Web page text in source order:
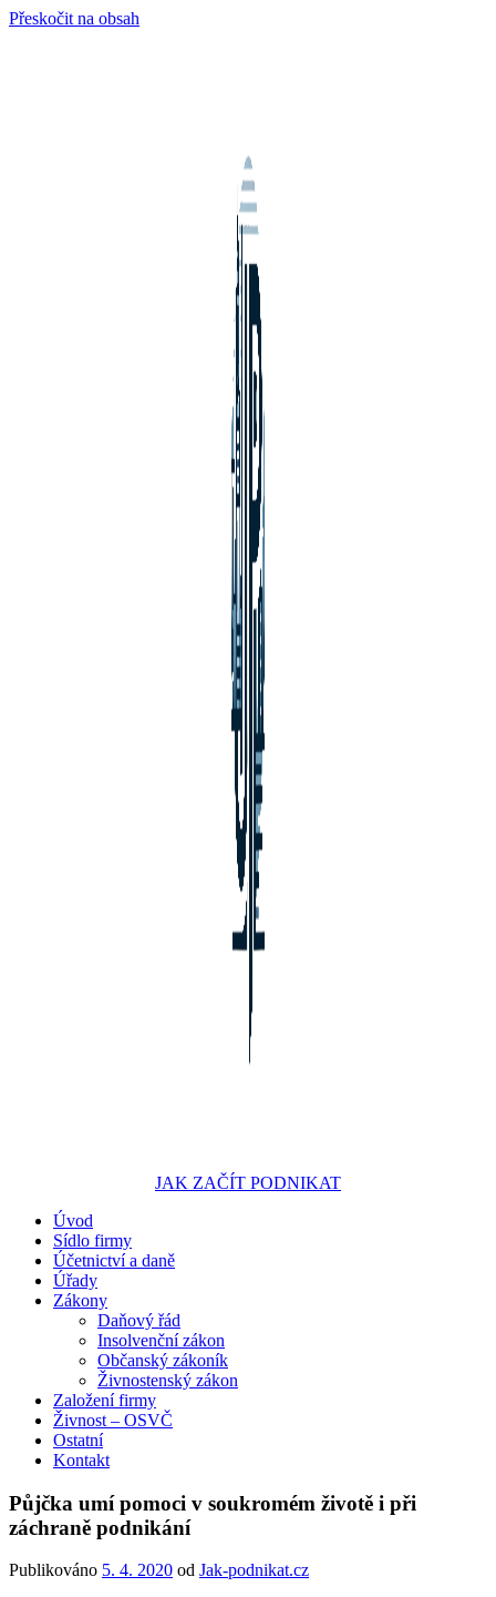
Přeskočit na obsah
JAK ZAČÍT PODNIKAT
Portál pro podnikatele
Úvod
Sídlo firmy
Účetnictví a daně
Úřady
Zákony
Daňový řád
Insolvenční zákon
Občanský zákoník
Živnostenský zákon
Založení firmy
Živnost – OSVČ
Ostatní
Kontakt
Půjčka umí pomoci v soukromém životě i při
záchraně podnikání
Publikováno 5. 4. 2020 od Jak-podnikat.cz